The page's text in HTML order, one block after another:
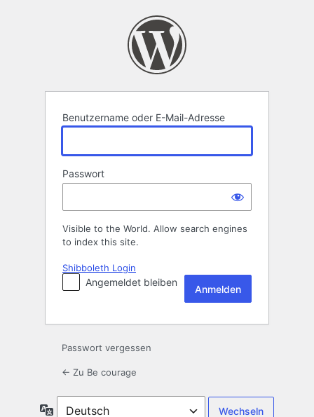
Benutzername oder E-Mail-Adresse
Passwort
Visible to the World. Allow search engines
to index this site.
Shibboleth Login
Angemeldet bleiben
Passwort vergessen
← Zu Be courage
Sprache